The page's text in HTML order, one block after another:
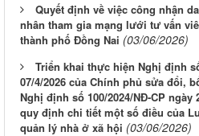
Quyết định về việc công nhận
nhân tham gia mạng lưới tư vấn
thành phố Đồng Nai (03/06/2026)
Triển khai thực hiện Nghị định
07/4/2026 của Chính phủ sửa đổi,
Nghị định số 100/2024/NĐ-CP ngày
quy định chi tiết một số điều của
quản lý nhà ở xã hội (03/06/2026)